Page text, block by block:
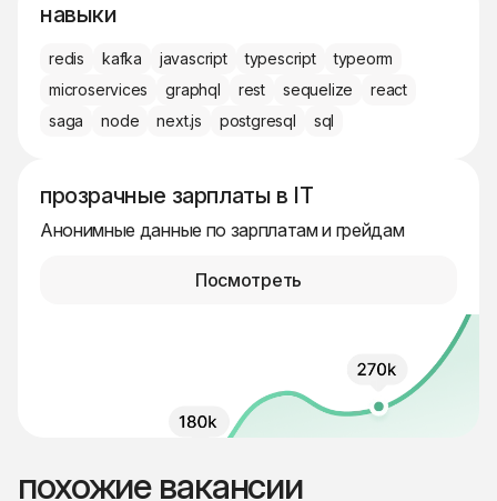
навыки
redis kafka javascript typescript
typeorm
microservices
graphql rest sequelize
react
saga
node next.js postgresql sql
прозрачные зарплаты в IT
Анонимные данные по зарплатам и грейдам
Посмотреть
похожие вакансии